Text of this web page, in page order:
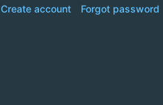
Create account Forgot password